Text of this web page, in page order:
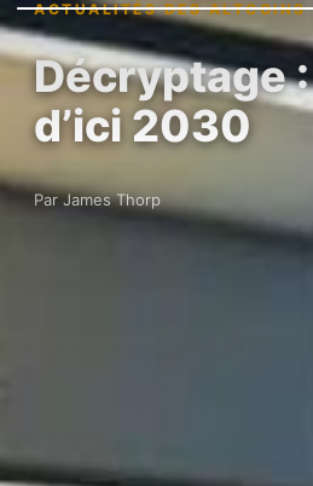
ACTUALITÉS DES ALTCOINS
Décryptage
d’ici 2030
Par James Thorp